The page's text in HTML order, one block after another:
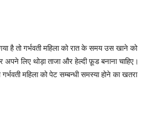
है तो गर्भवती महिला को रात के समय उस खाने को
लिए थोड़ा ताजा और हेल्दी फ़ूड बनाना चाहिए।
महिला को पेट सम्बन्धी समस्या होने का खतरा